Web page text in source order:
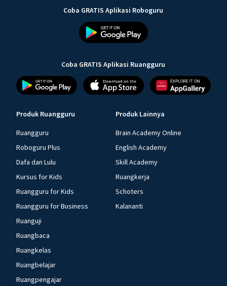
Coba GRATIS Aplikasi Roboguru
Coba GRATIS Aplikasi Ruangguru
Produk Ruangguru
Ruangguru
Roboguru Plus
Dafa dan Lulu
Kursus for Kids
Ruangguru for Kids
Ruangguru for Business
Ruanguji
Ruangbaca
Ruangkelas
Ruangbelajar
Ruangpengajar
Produk Lainnya
Brain Academy Online
English Academy
Skill Academy
Ruangkerja
Schoters
Kalananti